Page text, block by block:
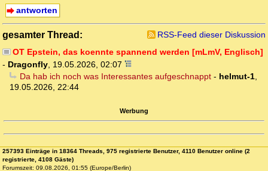
antworten
gesamter Thread:
RSS-Feed dieser Diskussion
OT Epstein, das koennte spannend werden [mLmV, Englisch]
- Dragonfly, 19.05.2026, 02:07
Da hab ich noch was Interessantes aufgeschnappt- helmut-1,
19.05.2026, 22:44
Werbung
257393 Einträge in 18364 Threads, 975 registrierte Benutzer, 4110 Benutzer online (2
registrierte, 4108 Gäste)
Forumszeit: 09.08.2026, 01:55 (Europe/Berlin)